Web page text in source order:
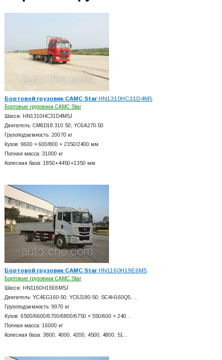
Бортовой грузовик CAMC StarHN1310HC31D4M5
Бортовые грузовики CAMC Star
Шасси: HN1310HC31D4M5J
Двигатель: CM6D18.310 50; YC6A270-50
Грузоподъемность: 20070 кг
Кузов: 9600 × 600/800 × 2350/2400 мм
Полная масса: 31000 кг
Колесная база: 1850+4450+1350 мм
Бортовой грузовик CAMC StarHN1160H19E6M5
Бортовые грузовики CAMC Star
Шасси: HN1160H19E6M5J
Двигатель: YC4EG160-50; YC6J180-50; SC4H160Q5; …
Грузоподъемность: 9970 кг
Кузов: 6500/6600/6700/6800/6750 × 550/600 × 240…
Полная масса: 16000 кг
Колесная база: 3800, 4000, 4200, 4500, 4800, 51…